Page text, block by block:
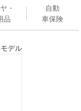
・
品
自動
車保険
デル